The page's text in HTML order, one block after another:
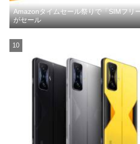
Amazonタイムセール祭りで「SIMフリ
がセール